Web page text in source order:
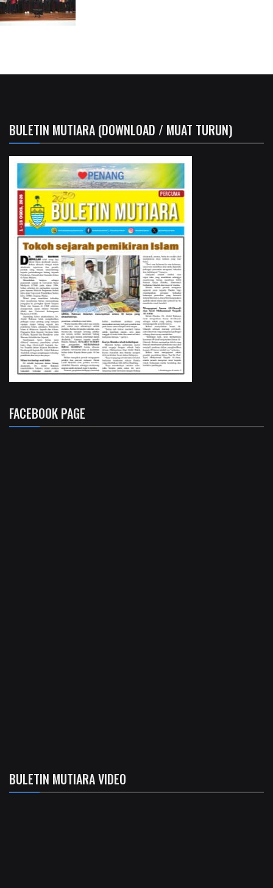
BULETIN MUTIARA (DOWNLOAD / MUAT TURUN)
FACEBOOK PAGE
BULETIN MUTIARA VIDEO